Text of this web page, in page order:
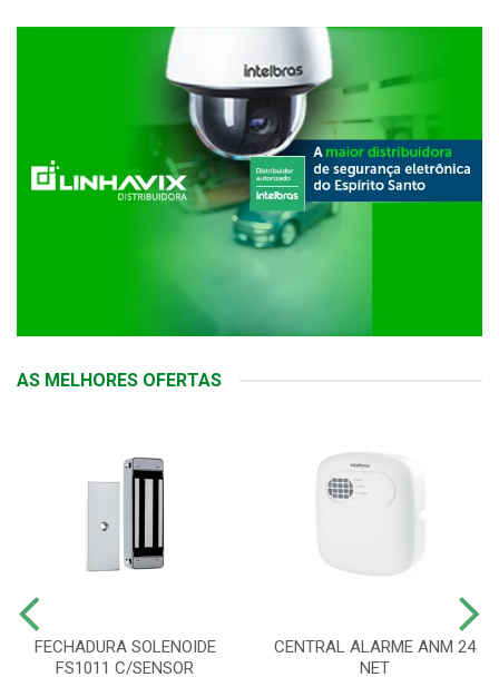
AS MELHORES OFERTAS
FECHADURA SOLENOIDE
FS1011 C/SENSOR
CENTRAL ALARME ANM 24
NET